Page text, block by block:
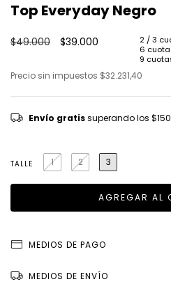
Top Everyday Negro
$49.000 $39.000
Precio sin impuestos $32.231,40
Envío gratis superando los
TALLE 1 2 3
MEDIOS DE PAGO
MEDIOS DE ENVÍO